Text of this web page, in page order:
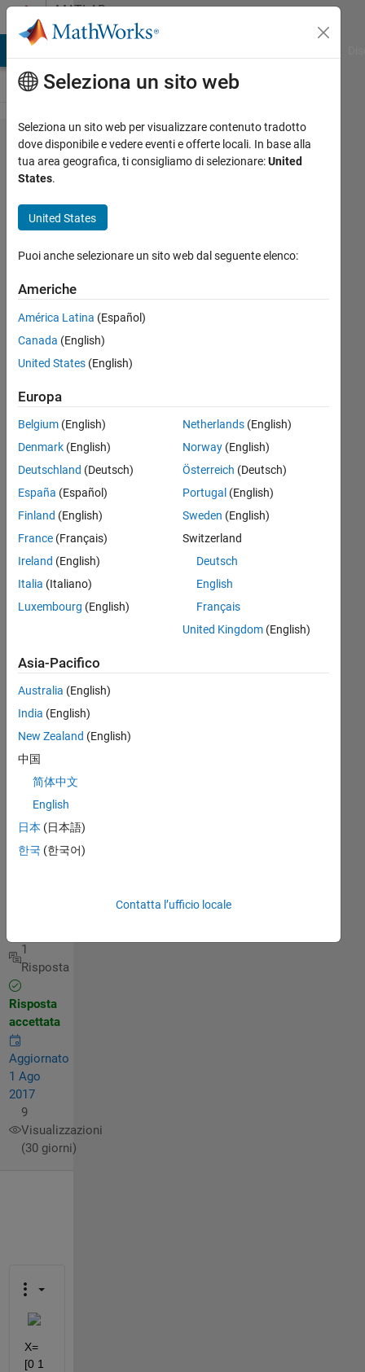
Vai al contenutoMATLAB
Answers
I have a
matrix 6*2
following
THE
PLOT),
after
plotting
them i get
see in the
figure. so
how can i
extract
data
points in
new
matrix
with fixed
increment
example
of value
0.1
increment
)without
change
Zvalue for
curves
1
Risposta
Risposta
accettata
Aggiornato
1 Ago
2017
9
Visualizzazioni
(30 giorni)
X=
[0 1
Seleziona un sito web
Seleziona un sito web per visualizzare contenuto tradotto
dove disponibile e vedere eventi e offerte locali. In base alla
tua area geografica, ti consigliamo di selezionare:United
States.
United States
Puoi anche selezionare un sito web dal seguente elenco:
Americhe
América Latina (Español)
Canada (English)
United States (English)
Europa
Belgium (English)
Denmark (English)
Deutschland (Deutsch)
España (Español)
Finland (English)
France (Français)
Ireland (English)
Italia (Italiano)
Luxembourg (English)
Netherlands(English)
Norway(English)
Österreich (Deutsch)
Portugal (English)
Sweden (English)
Switzerland
Deutsch
English
Français
United Kingdom(English)
Asia-Pacifico
Australia (English)
India (English)
New Zealand (English)
中国
简体中文
English
日本 (日本語)
한국 (한국어)
Contatta l’ufficio locale